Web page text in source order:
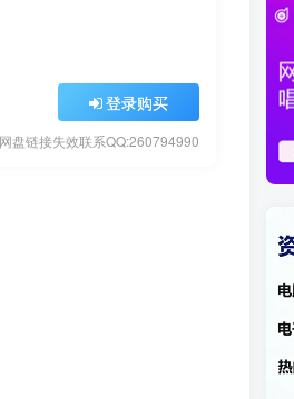
登录购买
网盘链接失效联系QQ:260794990